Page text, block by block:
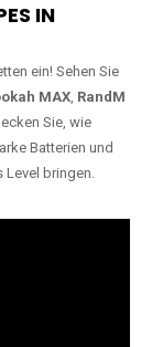
IN
ein! Sehen Sie
MAX, RandM
Sie, wie
Batterien und
Level bringen.